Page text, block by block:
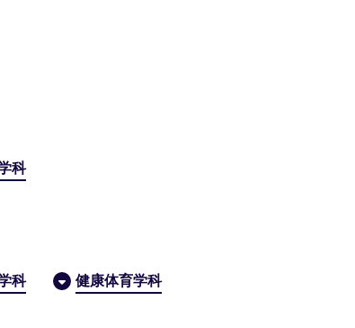
科
科 健康体育学科